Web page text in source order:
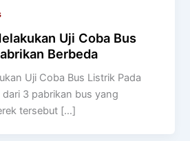
Uji Coba Bus
Berbeda
Uji Coba Bus Listrik Pada
3 pabrikan bus yang
tersebut […]